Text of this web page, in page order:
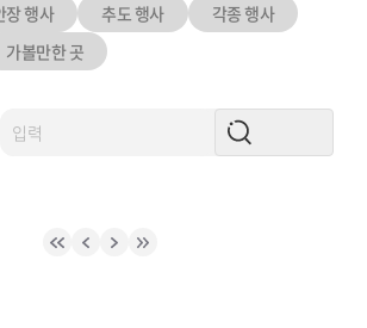
장 행사 추도 행사
각종 행사
가볼만한 곳